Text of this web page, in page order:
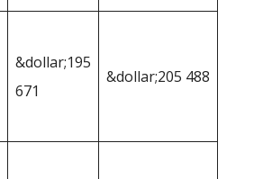
&dollar;195
671
&dollar;205 488